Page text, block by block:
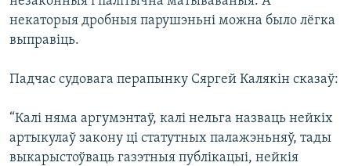
некаторыя дробныя парушэньні можна было лёгка
выправіць.
Падчас судовага перапынку Сяргей Калякін сказаў:
“Калі няма аргумэнтаў, калі нельга назваць нейкіх
артыкулаў закону ці статутных палажэньняў, тады
выкарыстоўваць газэтныя публікацыі, нейкія